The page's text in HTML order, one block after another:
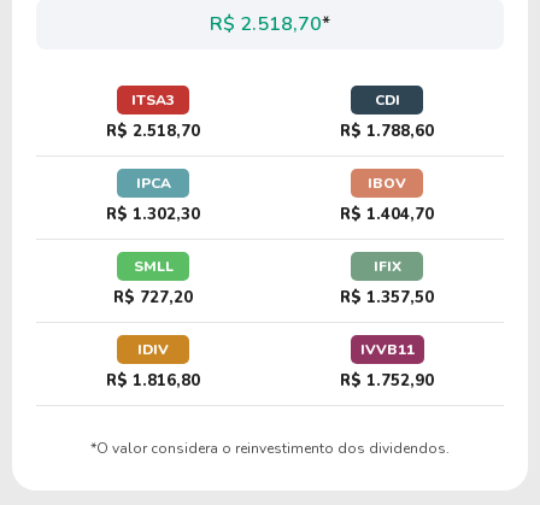
R$ 2.518,70*
ITSA3
R$ 2.518,70
CDI
R$ 1.788,60
IPCA
R$ 1.302,30
IBOV
R$ 1.404,70
SMLL
R$ 727,20
IFIX
R$ 1.357,50
IDIV
R$ 1.816,80
IVVB11
R$ 1.752,90
*O valor considera o reinvestimento dos dividendos.